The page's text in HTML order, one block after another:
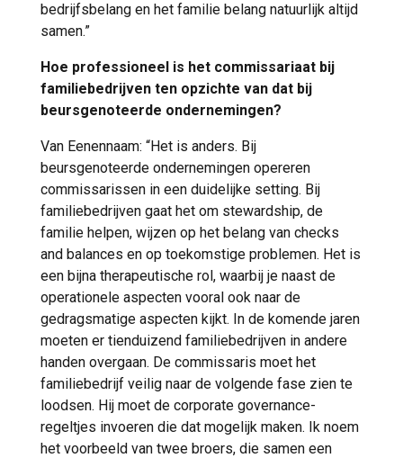
bedrijfsbelang en het familie belang natuurlijk altijd
samen.”
Hoe professioneel is het commissariaat bij
familiebedrijven ten opzichte van dat bij
beursgenoteerde ondernemingen?
Van Eenennaam: “Het is anders. Bij
beursgenoteerde ondernemingen opereren
commissarissen in een duidelijke setting. Bij
familiebedrijven gaat het om stewardship, de
familie helpen, wijzen op het belang van checks
and balances en op toekomstige problemen. Het is
een bijna therapeutische rol, waarbij je naast de
operationele aspecten vooral ook naar de
gedragsmatige aspecten kijkt. In de komende jaren
moeten er tienduizend familiebedrijven in andere
handen overgaan. De commissaris moet het
familiebedrijf veilig naar de volgende fase zien te
loodsen. Hij moet de corporate governance-
regeltjes invoeren die dat mogelijk maken. Ik noem
het voorbeeld van twee broers, die samen een